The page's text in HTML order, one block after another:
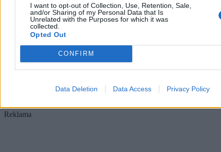
I want to opt-out of Collection, Use, Retention, Sale,
and/or Sharing of my Personal Data that Is
Unrelated with the Purposes for which it was
collected.
Opted Out
CONFIRM
Data Deletion Data Access Privacy Policy
Katarzyna Niewiadoma-Phinney (Canyon-SRAM) wygrała 7. etap
Tour de France Kobiet, kończący się na szczycie Mont Ventoux, i
została nową liderką klasyfikacji generalnej. To jej pierwsze
etapowe zwycięstwo od 2019 r. Ósma na etapie była Dominika
Włodarczyk (UAE Team ADQ), tracąc 3 minuty i 26 sekund.
Reklama
Reklama